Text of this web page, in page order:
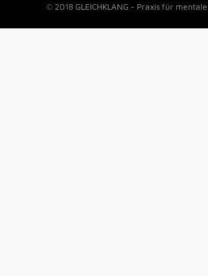
© 2018 GLEICHKLANG - Praxis für